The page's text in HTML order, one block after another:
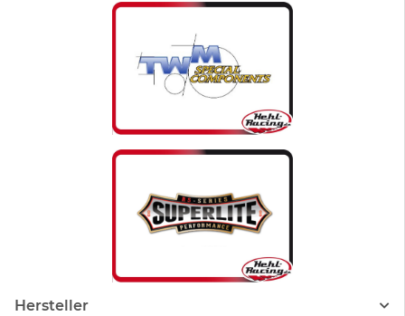
Hersteller